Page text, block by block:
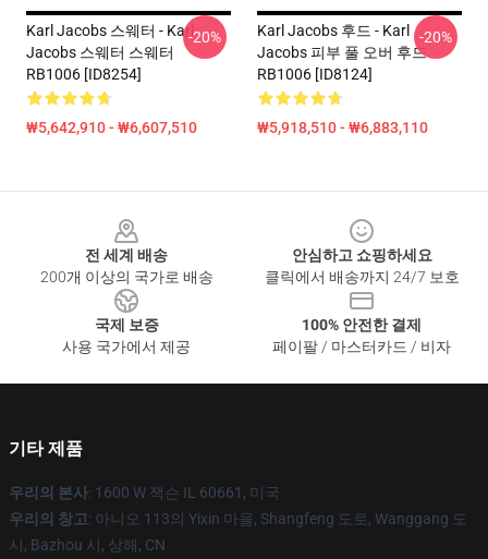
Karl Jacobs 스웨터 - Karl
Jacobs 스웨터 스웨터
RB1006 [ID8254]
₩5,642,910 - ₩6,607,510
-20%
Karl Jacobs 후드 - Karl
Jacobs 피부 풀 오버 후드
RB1006 [ID8124]
₩5,918,510 - ₩6,883,110
-20%
전 세계 배송
200개 이상의 국가로 배송
안심하고 쇼핑하세요
클릭에서 배송까지 24/7 보호
국제 보증
사용 국가에서 제공
100% 안전한 결제
페이팔 / 마스터카드 / 비자
기타 제품
우리의 본사: 1600 W 잭슨 IL 60661, 미국
우리의 창고: 아니오 113의 Yixin 마을, Shangfeng 도로, Wanggang 도
시, Bazhou 시, 상해, CN